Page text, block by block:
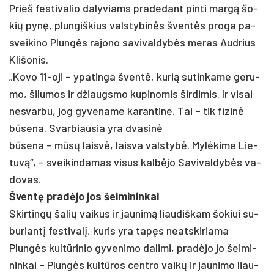
Prieš fes­ti­va­lio da­ly­viams pra­de­dant pin­ti margą šo­
kių pynę, plun­giš­kius vals­ty­binės šventės pro­ga pa­
svei­ki­no Plungės ra­jo­no sa­vi­val­dybės me­ras Aud­rius
Kli­šo­nis.
„Ko­vo 11-oji – ypa­tin­ga šventė, ku­rią su­tin­ka­me ge­ru­
mo, ši­lu­mos ir džiaugs­mo ku­pi­no­mis šir­di­mis. Ir vi­sai
ne­svar­bu, jog gy­ve­na­me ka­ran­ti­ne. Tai – tik fi­zinė
būse­na. Svar­biau­sia yra dva­sinė
būse­na – mūsų laisvė, lais­va vals­tybė. Mylė­ki­me Lie­
tuvą“, – svei­kin­da­mas vi­sus kalbė­jo Sa­vi­val­dybės va­
do­vas.
Šventę pra­dėjo jos šei­mi­nin­kai
Skir­tingų ša­lių vai­kus ir jau­nimą liau­diš­kam šo­kiui su­
bu­riantį fes­ti­valį, ku­ris yra tapęs neats­ki­ria­ma
Plungės kultū­ri­nio gy­ve­ni­mo da­li­mi, pra­dėjo jo šei­mi­
nin­kai – Plungės kultū­ros cent­ro vaikų ir jau­ni­mo liau­